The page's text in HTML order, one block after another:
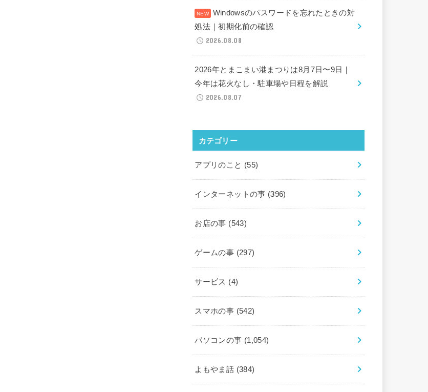
Windowsのパスワードを忘れたときの対
処法｜初期化前の確認
2026.08.08
2026年とまこまい港まつりは8月7日〜9日｜
今年は花火なし・駐車場や日程を解説
2026.08.07
カテゴリー
アプリのこと (55)
インターネットの事 (396)
お店の事 (543)
ゲームの事 (297)
サービス (4)
スマホの事 (542)
パソコンの事 (1,054)
よもやま話 (384)